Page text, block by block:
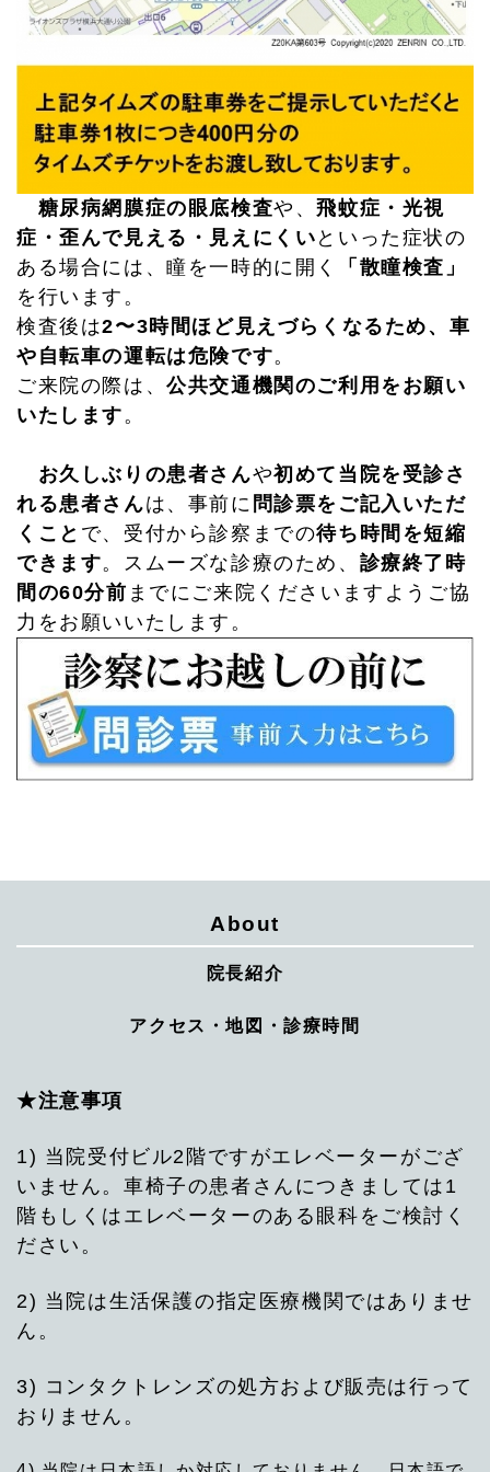
糖尿病網膜症の眼底検査や、飛蚊症・光視
症・歪んで見える・見えにくい といった症状の
ある場合には、瞳を一時的に開く
「散瞳検査」
を行います。
検査後は2〜3時間ほど見えづらくなるため、車
や自転車の運転は危険です。
ご来院の際は、公共交通機関のご利用をお願い
いたします 。
お久しぶりの患者さんや初めて当院を受診さ
れる患者さんは、事前に 問診票をご記入いただ
くこと で、受付から診察までの待ち時間を短縮
できます。スムーズな診療のため、 診療終了時
間の60分前 までにご来院くださいますようご協
力をお願いいたします。
About
院長紹介
アクセス・地図・診療時間
★注意事項
1) 当院受付ビル2階ですがエレベーターがござ
いません。車椅子の患者さんにつきましては1
階もしくはエレベーターのある眼科をご検討く
ださい。
2) 当院は生活保護の指定医療機関ではありませ
ん。
3) コンタクトレンズの処方および販売は行って
おりません。